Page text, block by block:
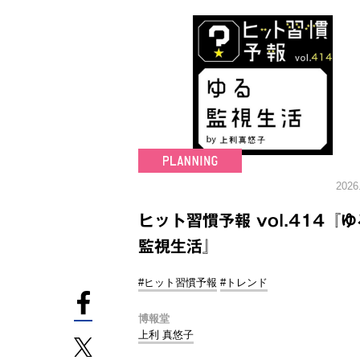
ヒット習慣予報 vol.414『ゆ
監視生活』
#ヒット習慣予報 #トレンド
博報堂
上利 真悠子